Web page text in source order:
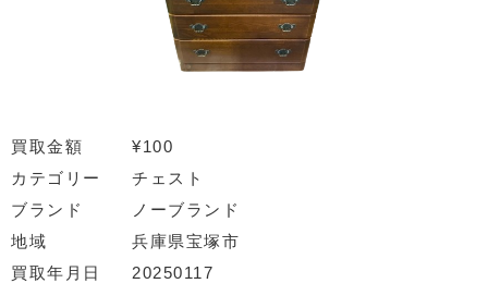
買取金額
¥100
カテゴリー
チェスト
ブランド
ノーブランド
地域
兵庫県宝塚市
買取年月日
20250117